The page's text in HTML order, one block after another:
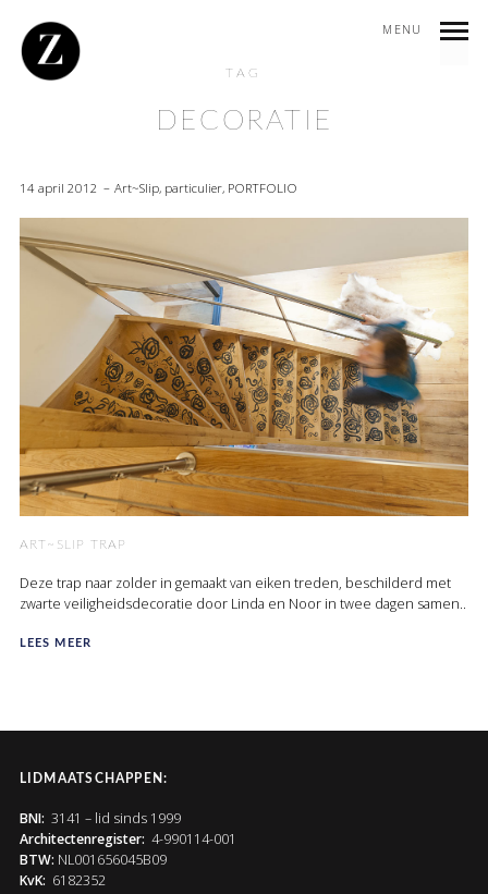
MENU
TAG
DECORATIE
14 april 2012 Art~Slip, particulier, PORTFOLIO
ART~SLIP TRAP
Deze trap naar zolder in gemaakt van eiken treden, beschilderd met
zwarte veiligheidsdecoratie door Linda en Noor in twee dagen samen..
LEES MEER
LIDMAATSCHAPPEN:
BNI: 3141 – lid sinds 1999
Architectenregister: 4-990114-001
BTW: NL001656045B09
KvK: 6182352